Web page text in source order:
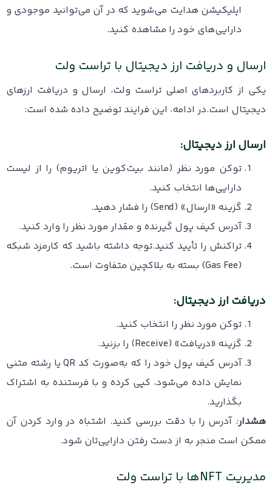
اپلیکیشن هدایت می‌شوید که در آن می‌توانید موجودی و
دارایی‌های خود را مشاهده کنید.
ارسال و دریافت ارز دیجیتال با تراست ولت
یکی از کاربردهای اصلی تراست ولت، ارسال و دریافت ارزهای
دیجیتال است.در ادامه، این فرایند توضیح داده شده است:
ارسال ارز دیجیتال:
توکن مورد نظر (مانند بیت‌کوین یا اتریوم) را از لیست
دارایی‌ها انتخاب کنید.
گزینه «ارسال» (Send) را فشار دهید.
آدرس کیف پول گیرنده و مقدار مورد نظر را وارد کنید.
تراکنش را تأیید کنید.توجه داشته باشید که کارمزد شبکه
(Gas Fee) بسته به بلاکچین متفاوت است.
دریافت ارز دیجیتال:
توکن مورد نظر را انتخاب کنید.
گزینه «دریافت» (Receive) را بزنید.
آدرس کیف پول خود را که به‌صورت کد QR یا رشته متنی
نمایش داده می‌شود، کپی کرده و با فرستنده به اشتراک
بگذارید.
هشدار: آدرس را با دقت بررسی کنید. اشتباه در وارد کردن آن
ممکن است منجر به از دست رفتن دارایی‌تان شود.
مدیریت NFTها با تراست ولت